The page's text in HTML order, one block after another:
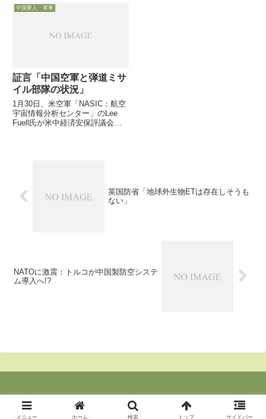
ート」。約40ページほどの小冊
子ですが、これまで防衛白書では
うに、分かりやすくまとめられて
中国要人・軍事
証言「中国空軍と弾道ミサ
イル部隊の状況」
1月30日、米空軍「NASIC：航空
宇宙情報分析センター」のLee
Fuell氏が米中経済安保評議会で
英国防省「地球外生物ETは存在しそうも
ない」
NATOに激震：トルコが中国製防空システ
ム導入へ!?
© 2020 東京の郊外より２.
メニュー ホーム 検索 トップ サイドバー